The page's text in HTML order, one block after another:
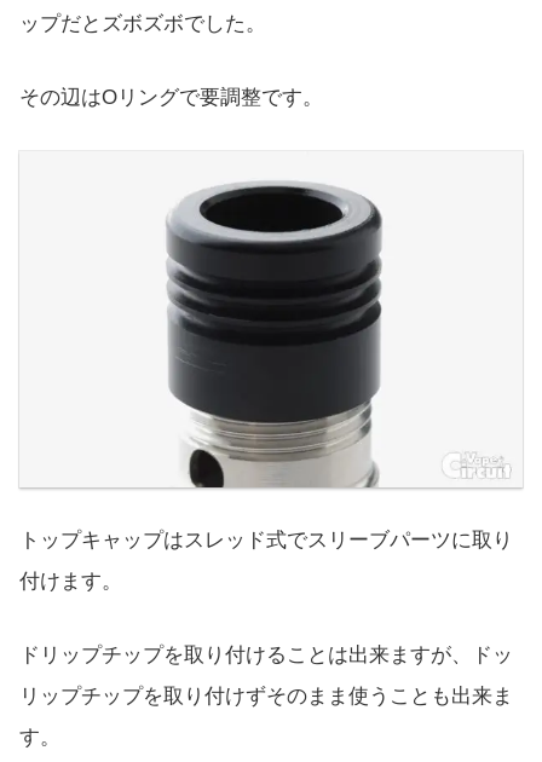
ップだとズボズボでした。
その辺はOリングで要調整です。
トップキャップはスレッド式でスリーブパーツに取り
付けます。
ドリップチップを取り付けることは出来ますが、ドッ
リップチップを取り付けずそのまま使うことも出来ま
す。